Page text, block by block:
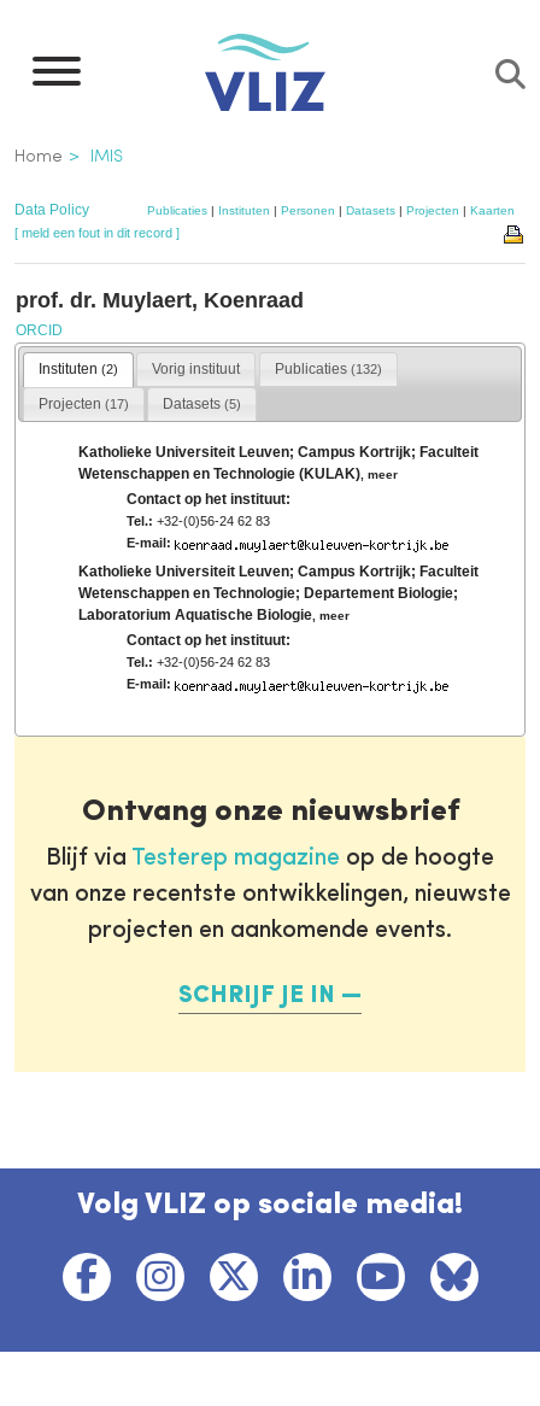
naar
inhoud
gaan
Kruimelpad
Home IMIS
Data Policy Publicaties| Instituten | Personen | Datasets| Projecten | Kaarten
[ meld een fout in dit record ]
prof. dr. Muylaert, Koenraad
ORCID
Instituten (2) Vorig instituut Publicaties (132)
Projecten (17) Datasets(5)
Katholieke Universiteit Leuven; Campus Kortrijk; Faculteit
Wetenschappen en Technologie (KULAK) ,meer
Contact op het instituut:
Tel.: +32-(0)56-24 62 83
E-mail:
Katholieke Universiteit Leuven; Campus Kortrijk; Faculteit
Wetenschappen en Technologie; Departement Biologie;
Laboratorium Aquatische Biologie ,meer
Contact op het instituut:
Tel.: +32-(0)56-24 62 83
E-mail:
Ontvang onze nieuwsbrief
Blijf via Testerep magazine op de hoogte
van onze recentste ontwikkelingen, nieuwste
projecten en aankomende events.
SCHRIJF JE IN
Volg VLIZ op sociale media!